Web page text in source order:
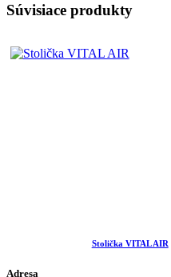
Súvisiace produkty
Stolička VITAL AIR
Adresa